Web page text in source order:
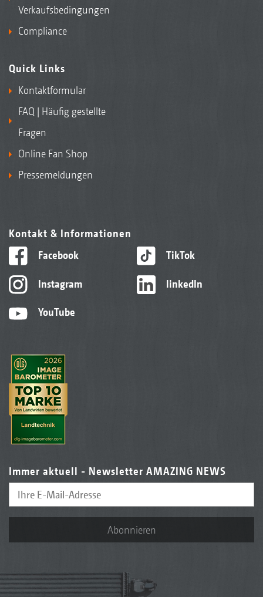
Verkaufsbedingungen
Compliance
Quick Links
Kontaktformular
FAQ | Häufig gestellte
Fragen
Online Fan Shop
Pressemeldungen
Kontakt & Informationen
Facebook
Instagram
YouTube
TikTok
linkedIn
Immer aktuell - Newsletter AMAZING NEWS
Abonnieren